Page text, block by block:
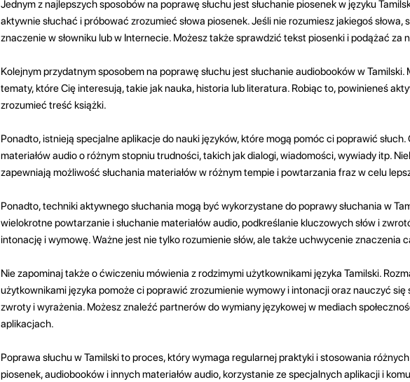
Jednym z najlepszych sposobów na poprawę słuchu jest słuchanie piosenek w języku
aktywnie słuchać i próbować zrozumieć słowa piosenek. Jeśli nie rozumiesz jakiegoś słowa,
znaczenie w słowniku lub w Internecie. Możesz także sprawdzić tekst piosenki i podążać za
Kolejnym przydatnym sposobem na poprawę słuchu jest słuchanie audiobooków w Tamilski.
tematy, które Cię interesują, takie jak nauka, historia lub literatura. Robiąc to, powinieneś
zrozumieć treść książki.
Ponadto, istnieją specjalne aplikacje do nauki języków, które mogą pomóc ci poprawić
materiałów audio o różnym stopniu trudności, takich jak dialogi, wiadomości, wywiady itp.
zapewniają możliwość słuchania materiałów w różnym tempie i powtarzania fraz w celu
Ponadto, techniki aktywnego słuchania mogą być wykorzystane do poprawy słuchania w
wielokrotne powtarzanie i słuchanie materiałów audio, podkreślanie kluczowych słów i
intonację i wymowę. Ważne jest nie tylko rozumienie słów, ale także uchwycenie znaczenia
Nie zapominaj także o ćwiczeniu mówienia z rodzimymi użytkownikami języka Tamilski.
użytkownikami języka pomoże ci poprawić zrozumienie wymowy i intonacji oraz nauczyć
zwroty i wyrażenia. Możesz znaleźć partnerów do wymiany językowej w mediach
aplikacjach.
Poprawa słuchu w Tamilski to proces, który wymaga regularnej praktyki i stosowania
piosenek, audiobooków i innych materiałów audio, korzystanie ze specjalnych aplikacji i